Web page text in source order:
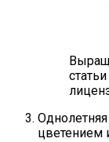
цветением